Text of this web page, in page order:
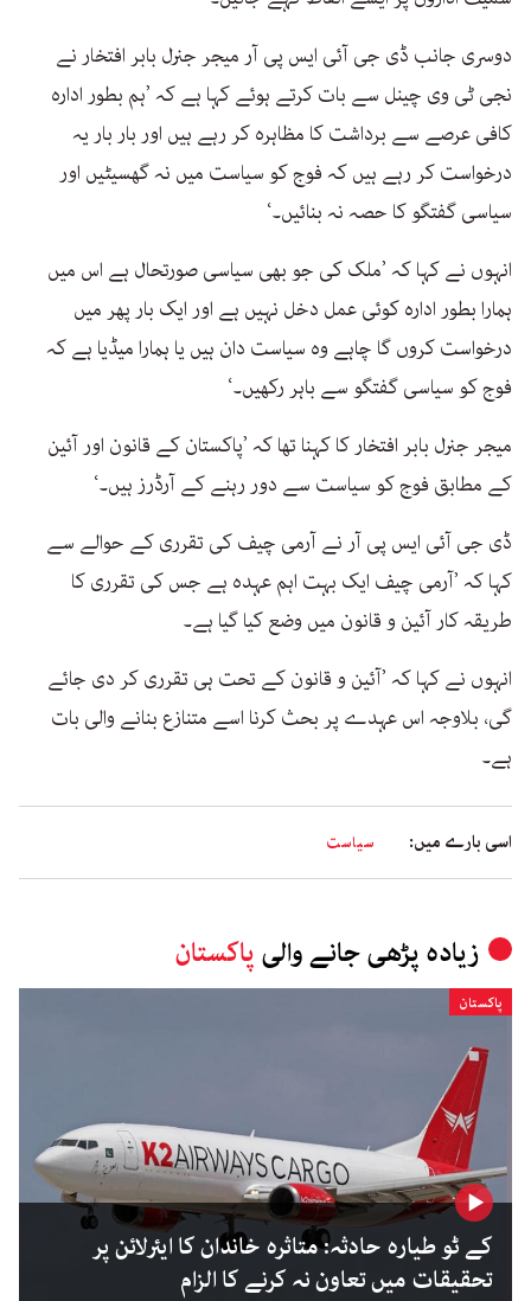
دوسری جانب ڈی جی آئی ایس پی آر میجر جنرل بابر افتخار نے
نجی ٹی وی چینل سے بات کرتے ہوئے کہا ہے کہ ’ہم بطور ادارہ
کافی عرصے سے برداشت کا مظاہرہ کر رہے ہیں اور بار بار یہ
درخواست کر رہے ہیں کہ فوج کو سیاست میں نہ گھسیٹیں اور
سیاسی گفتگو کا حصہ نہ بنائیں۔‘
انہوں نے کہا کہ ’ملک کی جو بھی سیاسی صورتحال ہے اس میں
ہمارا بطور ادارہ کوئی عمل دخل نہیں ہے اور ایک بار پھر میں
درخواست کروں گا چاہے وہ سیاست دان ہیں یا ہمارا میڈیا ہے کہ
فوج کو سیاسی گفتگو سے باہر رکھیں۔‘
میجر جنرل بابر افتخار کا کہنا تھا کہ ’پاکستان کے قانون اور آئین
کے مطابق فوج کو سیاست سے دور رہنے کے آرڈرز ہیں۔‘
ڈی جی آئی ایس پی آر نے آرمی چیف کی تقرری کے حوالے سے
کہا کہ ’آرمی چیف ایک بہت اہم عہدہ ہے جس کی تقرری کا
طریقہ کار آئین و قانون میں وضع کیا گیا ہے۔
انہوں نے کہا کہ ’آئین و قانون کے تحت ہی تقرری کر دی جائے
گی، بلاوجہ اس عہدے پر بحث کرنا اسے متنازع بنانے والی بات
ہے۔
اسی بارے میں: سیاست
زیادہ پڑھی جانے والی پاکستان
پاکستان
کے ٹو طیارہ حادثہ: متاثرہ خاندان کا ایئرلائن پر
تحقیقات میں تعاون نہ کرنے کا الزام